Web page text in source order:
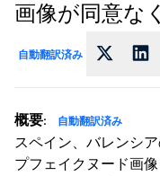
画像が同意な
自動翻訳済み
概要: 自動翻訳済み
スペイン、バレンシ
プフェイクヌード画